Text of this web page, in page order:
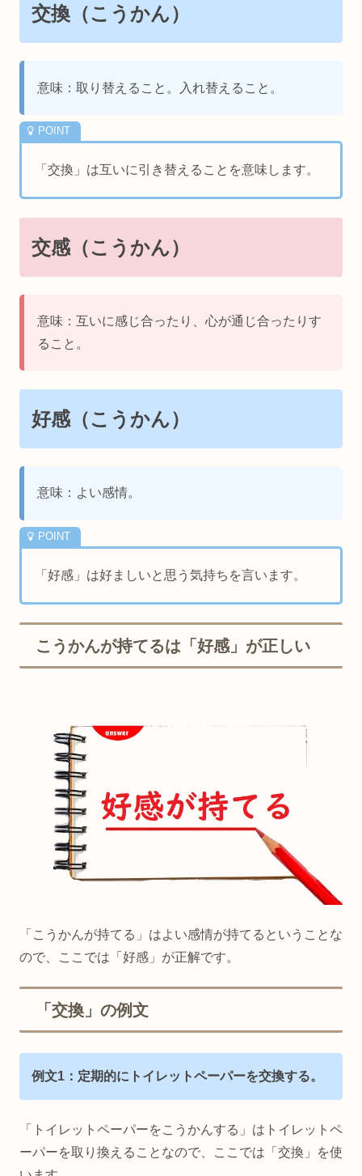
交換（こうかん）
意味：取り替えること。入れ替えること。
「交換」は互いに引き替えることを意味します。
交感（こうかん）
意味：互いに感じ合ったり、心が通じ合ったりす
ること。
好感（こうかん）
意味：よい感情。
「好感」は好ましいと思う気持ちを言います。
こうかんが持てるは「好感」が正しい
「こうかんが持てる」はよい感情が持てるということな
ので、ここでは「好感」が正解です。
「交換」の例文
例文1：定期的にトイレットペーパーを交換する。
「トイレットペーパーをこうかんする」はトイレットペ
ーパーを取り換えることなので、ここでは「交換」を使